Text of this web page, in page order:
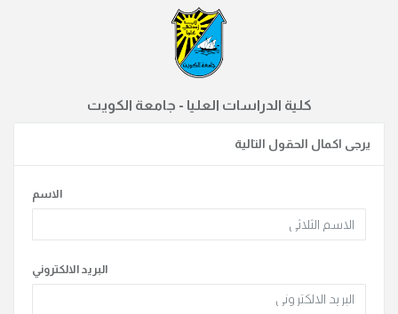
كلية الدراسات العليا - جامعة الكويت
يرجى اكمال الحقول التالية
الاسم
البريد الالكتروني